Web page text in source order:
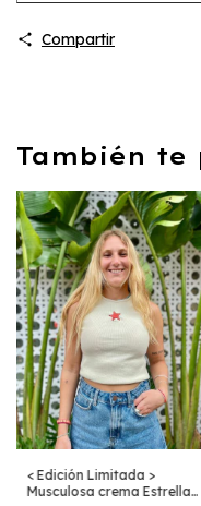
Compartir
También te
< Edición Limitada >
Musculosa crema Estrella